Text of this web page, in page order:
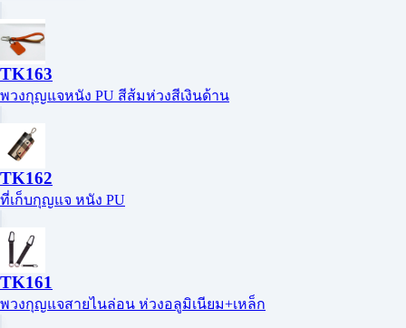
TK163
พวงกุญแจหนัง PU สีส้มห่วงสีเงินด้าน
TK162
ที่เก็บกุญแจ หนัง PU
TK161
พวงกุญแจสายไนล่อน ห่วงอลูมิเนียม+เหล็ก